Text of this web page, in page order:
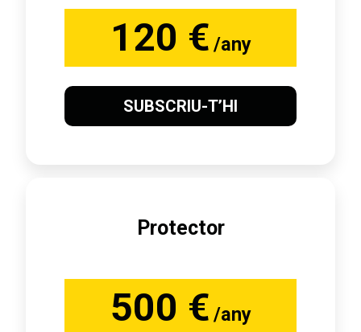
120 € /any
SUBSCRIU-T’HI
Protector
500 € /any